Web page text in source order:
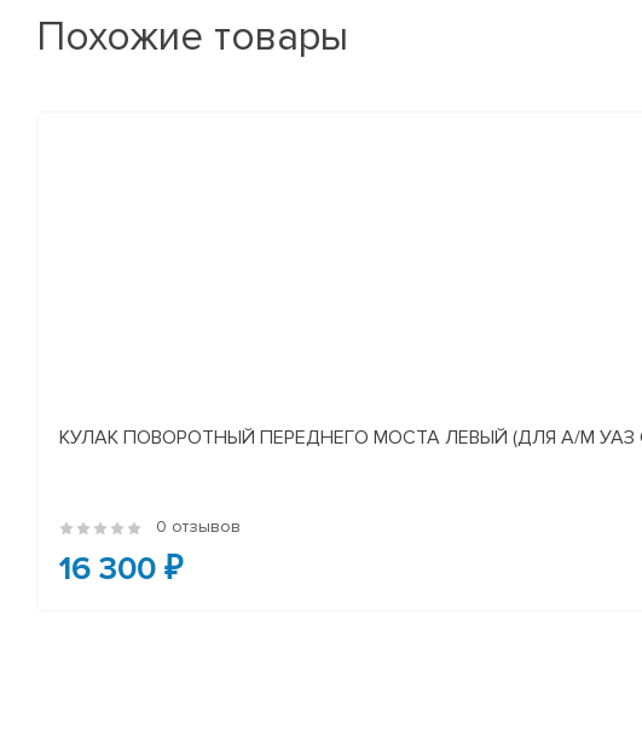
Похожие товары
КУЛАК ПОВОРОТНЫЙ ПЕРЕДНЕГО МОСТА ЛЕВЫЙ (ДЛЯ А/М УАЗ
0 отзывов
16 300 ₽